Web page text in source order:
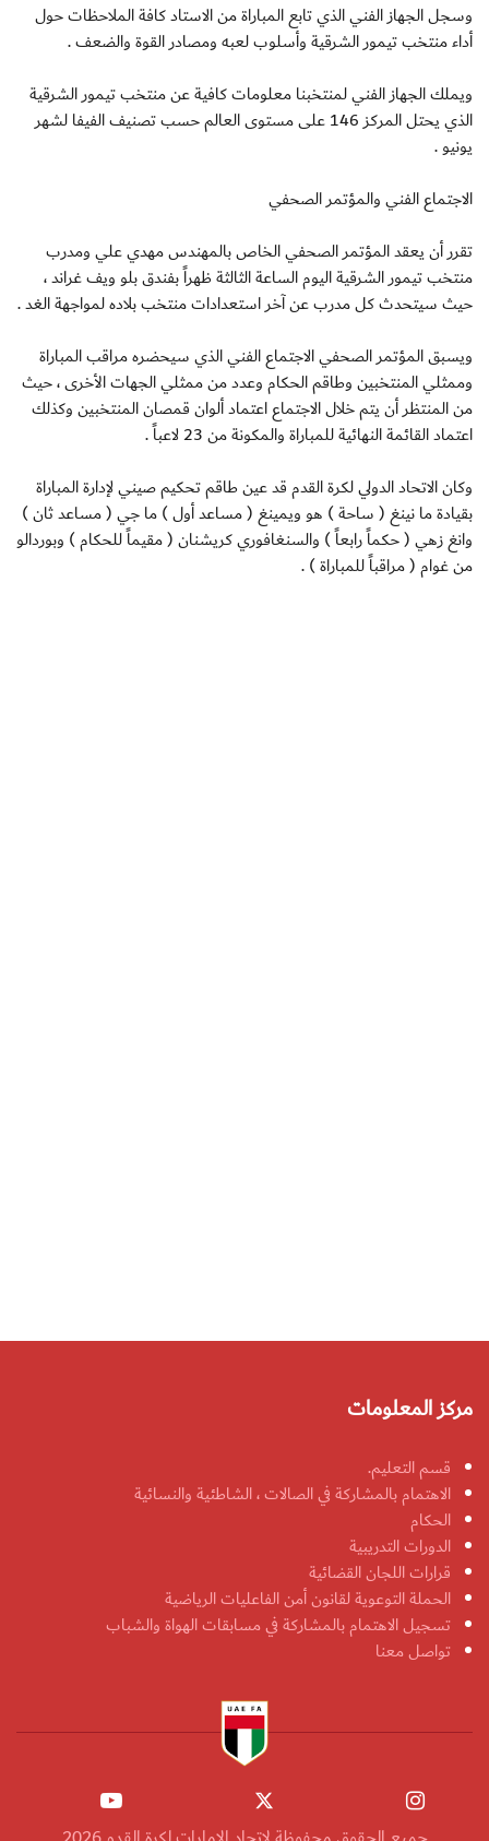
وسجل الجهاز الفني الذي تابع المباراة من الاستاد كافة الملاحظات حول
أداء منتخب تيمور الشرقية وأسلوب لعبه ومصادر القوة والضعف .
ويملك الجهاز الفني لمنتخبنا معلومات كافية عن منتخب تيمور الشرقية
الذي يحتل المركز 146 على مستوى العالم حسب تصنيف الفيفا لشهر
يونيو .
الاجتماع الفني والمؤتمر الصحفي
تقرر أن يعقد المؤتمر الصحفي الخاص بالمهندس مهدي علي ومدرب
منتخب تيمور الشرقية اليوم الساعة الثالثة ظهراً بفندق بلو ويف غراند ،
حيث سيتحدث كل مدرب عن آخر استعدادات منتخب بلاده لمواجهة الغد .
ويسبق المؤتمر الصحفي الاجتماع الفني الذي سيحضره مراقب المباراة
وممثلي المنتخبين وطاقم الحكام وعدد من ممثلي الجهات الأخرى ، حيث
من المنتظر أن يتم خلال الاجتماع اعتماد ألوان قمصان المنتخبين وكذلك
اعتماد القائمة النهائية للمباراة والمكونة من 23 لاعباً .
وكان الاتحاد الدولي لكرة القدم قد عين طاقم تحكيم صيني لإدارة المباراة
بقيادة ما نينغ ( ساحة ) هو ويمينغ ( مساعد أول ) ما جي ( مساعد ثان )
وانغ زهي ( حكماً رابعاً ) والسنغافوري كريشنان ( مقيماً للحكام ) وبوردالو
من غوام ( مراقباً للمباراة ) .
مركز المعلومات
قسم التعليم.
الاهتمام بالمشاركة في الصالات ، الشاطئية والنسائية
الحكام
الدورات التدريبية
قرارات اللجان القضائية
الحملة التوعوية لقانون أمن الفاعليات الرياضية
تسجيل الاهتمام بالمشاركة في مسابقات الهواة والشباب
تواصل معنا